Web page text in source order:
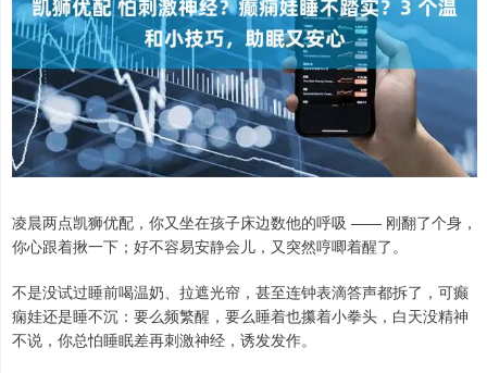
凌晨两点凯狮优配，你又坐在孩子床边数他的呼吸 —— 刚翻了个身，
你心跟着揪一下；好不容易安静会儿，又突然哼唧着醒了。
不是没试过睡前喝温奶、拉遮光帘，甚至连钟表滴答声都拆了，可癫
痫娃还是睡不沉：要么频繁醒，要么睡着也攥着小拳头，白天没精神
不说，你总怕睡眠差再刺激神经，诱发发作。